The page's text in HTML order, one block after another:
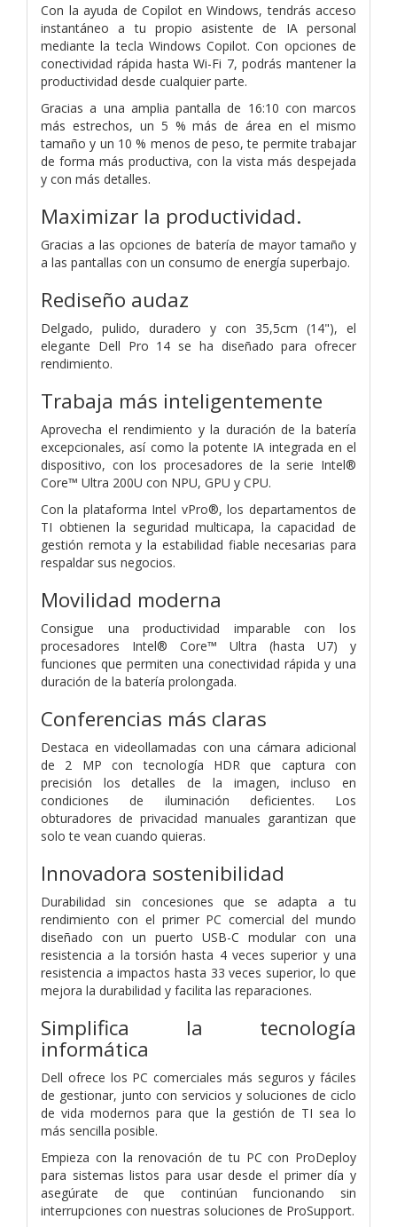
Con la ayuda de Copilot en Windows, tendrás acceso
instantáneo a tu propio asistente de IA personal
mediante la tecla Windows Copilot. Con opciones de
conectividad rápida hasta Wi-Fi 7, podrás mantener la
productividad desde cualquier parte.
Gracias a una amplia pantalla de 16:10 con marcos
más estrechos, un 5 % más de área en el mismo
tamaño y un 10 % menos de peso, te permite trabajar
de forma más productiva, con la vista más despejada
y con más detalles.
Maximizar la productividad.
Gracias a las opciones de batería de mayor tamaño y
a las pantallas con un consumo de energía superbajo.
Rediseño audaz
Delgado, pulido, duradero y con 35,5cm (14"), el
elegante Dell Pro 14 se ha diseñado para ofrecer
rendimiento.
Trabaja más inteligentemente
Aprovecha el rendimiento y la duración de la batería
excepcionales, así como la potente IA integrada en el
dispositivo, con los procesadores de la serie Intel®
Core™ Ultra 200U con NPU, GPU y CPU.
Con la plataforma Intel vPro®, los departamentos de
TI obtienen la seguridad multicapa, la capacidad de
gestión remota y la estabilidad fiable necesarias para
respaldar sus negocios.
Movilidad moderna
Consigue una productividad imparable con los
procesadores Intel® Core™ Ultra (hasta U7) y
funciones que permiten una conectividad rápida y una
duración de la batería prolongada.
Conferencias más claras
Destaca en videollamadas con una cámara adicional
de 2 MP con tecnología HDR que captura con
precisión los detalles de la imagen, incluso en
condiciones de iluminación deficientes. Los
obturadores de privacidad manuales garantizan que
solo te vean cuando quieras.
Innovadora sostenibilidad
Durabilidad sin concesiones que se adapta a tu
rendimiento con el primer PC comercial del mundo
diseñado con un puerto USB-C modular con una
resistencia a la torsión hasta 4 veces superior y una
resistencia a impactos hasta 33 veces superior, lo que
mejora la durabilidad y facilita las reparaciones.
Simplifica la tecnología
informática
Dell ofrece los PC comerciales más seguros y fáciles
de gestionar, junto con servicios y soluciones de ciclo
de vida modernos para que la gestión de TI sea lo
más sencilla posible.
Empieza con la renovación de tu PC con ProDeploy
para sistemas listos para usar desde el primer día y
asegúrate de que continúan funcionando sin
interrupciones con nuestras soluciones de ProSupport.